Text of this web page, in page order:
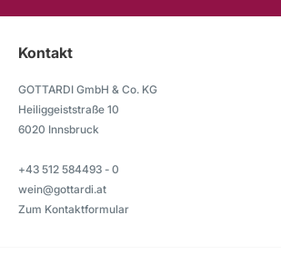
Kontakt
GOTTARDI GmbH & Co. KG
Heiliggeiststraße 10
6020 Innsbruck
+43 512 584493 - 0
wein@gottardi.at
Zum Kontaktformular